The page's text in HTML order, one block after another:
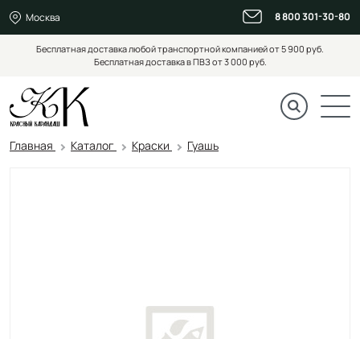
Москва 8 800 301-30-80
Бесплатная доставка любой транспортной компанией от 5 900 руб.
Бесплатная доставка в ПВЗ от 3 000 руб.
Главная Каталог Краски Гуашь